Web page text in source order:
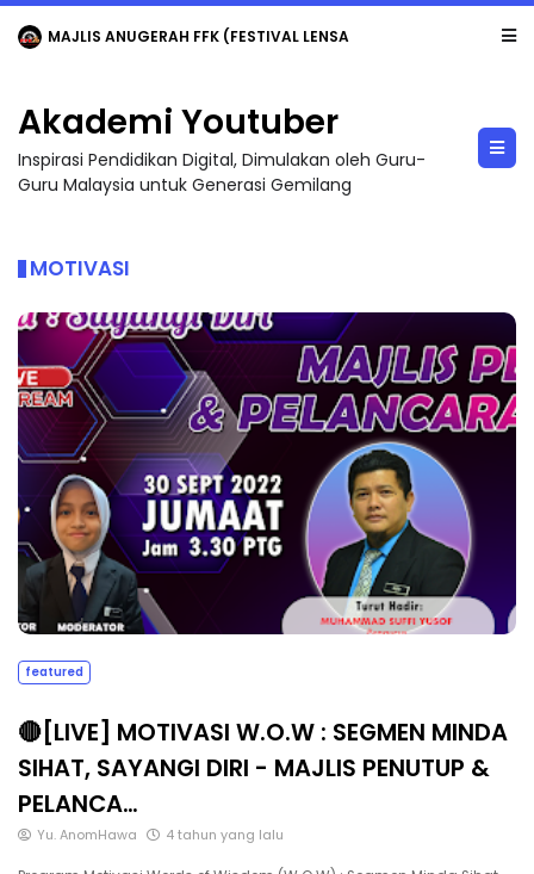
PROGRAM PEMERKASAAN PGB MELALUI KAPSUL INFO PENTAKSIRAN ANTARABANGSA
Akademi Youtuber
Inspirasi Pendidikan Digital, Dimulakan oleh Guru-
Guru Malaysia untuk Generasi Gemilang
MOTIVASI
featured
🔴[LIVE] MOTIVASI W.O.W : SEGMEN MINDA
SIHAT, SAYANGI DIRI - MAJLIS PENUTUP &
PELANCA…
Yu. AnomHawa 4 tahun yang lalu